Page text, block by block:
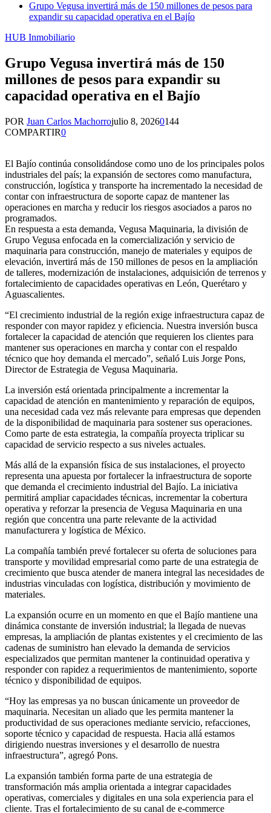
Grupo Vegusa invertirá más de 150 millones de pesos para
expandir su capacidad operativa en el Bajío
HUB Inmobiliario
Grupo Vegusa invertirá más de 150
millones de pesos para expandir su
capacidad operativa en el Bajío
POR Juan Carlos Machorrojulio 8, 20260144
COMPARTIR0
El Bajío continúa consolidándose como uno de los principales polos
industriales del país; la expansión de sectores como manufactura,
construcción, logística y transporte ha incrementado la necesidad de
contar con infraestructura de soporte capaz de mantener las
operaciones en marcha y reducir los riesgos asociados a paros no
programados.
En respuesta a esta demanda, Vegusa Maquinaria, la división de
Grupo Vegusa enfocada en la comercialización y servicio de
maquinaria para construcción, manejo de materiales y equipos de
elevación, invertirá más de 150 millones de pesos en la ampliación
de talleres, modernización de instalaciones, adquisición de terrenos y
fortalecimiento de capacidades operativas en León, Querétaro y
Aguascalientes.
“El crecimiento industrial de la región exige infraestructura capaz de
responder con mayor rapidez y eficiencia. Nuestra inversión busca
fortalecer la capacidad de atención que requieren los clientes para
mantener sus operaciones en marcha y contar con el respaldo
técnico que hoy demanda el mercado”, señaló Luis Jorge Pons,
Director de Estrategia de Vegusa Maquinaria.
La inversión está orientada principalmente a incrementar la
capacidad de atención en mantenimiento y reparación de equipos,
una necesidad cada vez más relevante para empresas que dependen
de la disponibilidad de maquinaria para sostener sus operaciones.
Como parte de esta estrategia, la compañía proyecta triplicar su
capacidad de servicio respecto a sus niveles actuales.
Más allá de la expansión física de sus instalaciones, el proyecto
representa una apuesta por fortalecer la infraestructura de soporte
que demanda el crecimiento industrial del Bajío. La iniciativa
permitirá ampliar capacidades técnicas, incrementar la cobertura
operativa y reforzar la presencia de Vegusa Maquinaria en una
región que concentra una parte relevante de la actividad
manufacturera y logística de México.
La compañía también prevé fortalecer su oferta de soluciones para
transporte y movilidad empresarial como parte de una estrategia de
crecimiento que busca atender de manera integral las necesidades de
industrias vinculadas con logística, distribución y movimiento de
materiales.
La expansión ocurre en un momento en que el Bajío mantiene una
dinámica constante de inversión industrial; la llegada de nuevas
empresas, la ampliación de plantas existentes y el crecimiento de las
cadenas de suministro han elevado la demanda de servicios
especializados que permitan mantener la continuidad operativa y
responder con rapidez a requerimientos de mantenimiento, soporte
técnico y disponibilidad de equipos.
“Hoy las empresas ya no buscan únicamente un proveedor de
maquinaria. Necesitan un aliado que les permita mantener la
productividad de sus operaciones mediante servicio, refacciones,
soporte técnico y capacidad de respuesta. Hacia allá estamos
dirigiendo nuestras inversiones y el desarrollo de nuestra
infraestructura”, agregó Pons.
La expansión también forma parte de una estrategia de
transformación más amplia orientada a integrar capacidades
operativas, comerciales y digitales en una sola experiencia para el
cliente. Tras el fortalecimiento de su canal de e-commerce